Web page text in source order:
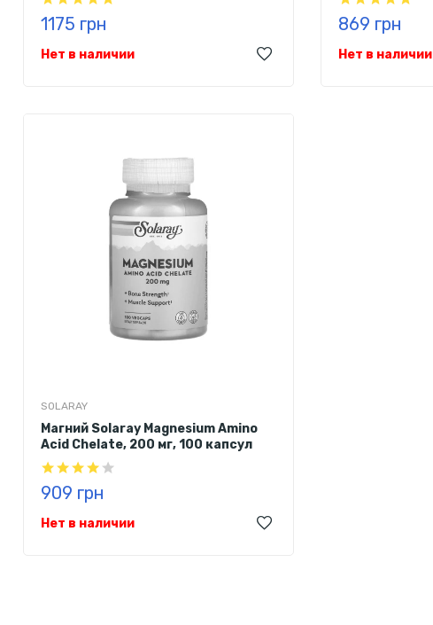
1175 грн
Нет в наличии
869 грн
Нет в наличии
SOLARAY
Магний Solaray Magnesium Amino
Acid Chelate, 200 мг, 100 капсул
909 грн
Нет в наличии